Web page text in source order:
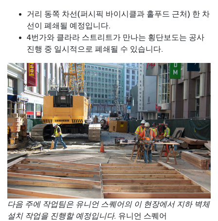
거리 동쪽 차선(퍼시픽 바이시클과 홀푸드 근처) 한 차
선이 폐쇄될 예정입니다.
4번가와 클라라 스트리트가 만나는 횡단보도는 공사
진행 중 일시적으로 폐쇄될 수 있습니다.
다음 주에 작업팀은 유니언 스퀘어의 이 현장에서 지하 벽체
설치 작업을 진행할 예정입니다. 유니언 스퀘어